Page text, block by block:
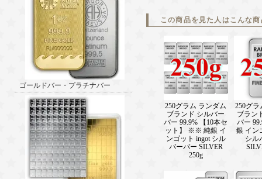
ゴールドバー・プラチナバー
この商品を見た人はこんな
250グラム ランダム
ブランド シルバー
バー 99.9% 【10本セ
ット】 ※※ 純銀 イ
ンゴット ingot シル
バーバー SILVER
250g
250グ
ブラン
バー
銀 イン
シル